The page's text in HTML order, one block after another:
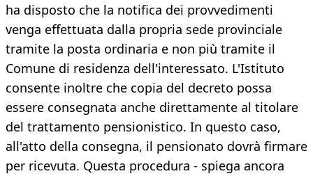
ha disposto che la notifica dei provvedimenti
venga effettuata dalla propria sede provinciale
tramite la posta ordinaria e non più tramite il
Comune di residenza dell'interessato. L'Istituto
consente inoltre che copia del decreto possa
essere consegnata anche direttamente al titolare
del trattamento pensionistico. In questo caso,
all'atto della consegna, il pensionato dovrà firmare
per ricevuta. Questa procedura - spiega ancora